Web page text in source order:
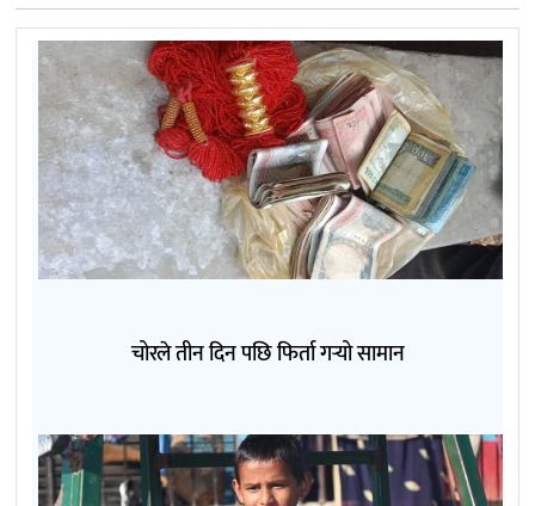
चोरले तीन दिन पछि फिर्ता गर्‍यो सामान